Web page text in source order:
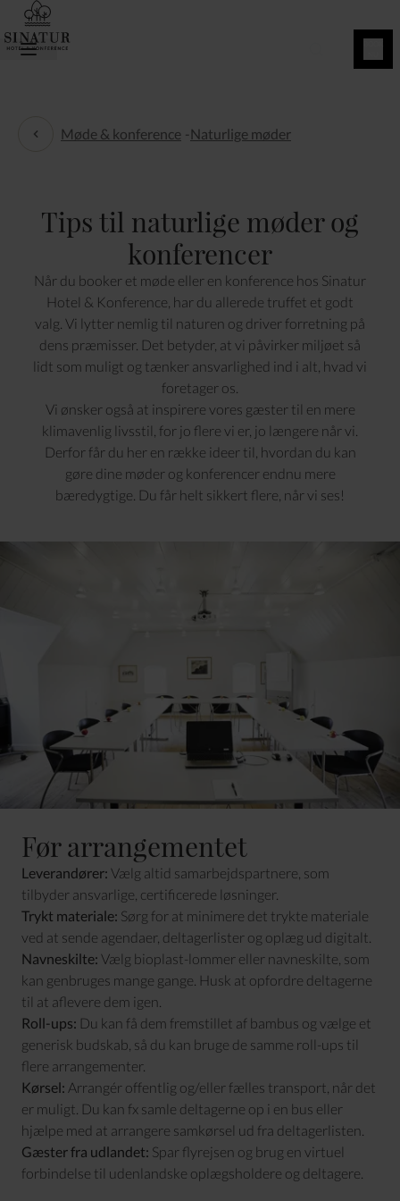
Naturlige møder
Møde & konference - Naturlige møder
Tips til naturlige møder og
konferencer
Når du booker et møde eller en konference hos Sinatur
Hotel & Konference, har du allerede truffet et godt
valg. Vi lytter nemlig til naturen og driver forretning på
dens præmisser. Det betyder, at vi påvirker miljøet så
lidt som muligt og tænker ansvarlighed ind i alt, hvad vi
foretager os.
Vi ønsker også at inspirere vores gæster til en mere
klimavenlig livsstil, for jo flere vi er, jo længere når vi.
Derfor får du her en række ideer til, hvordan du kan
gøre dine møder og konferencer endnu mere
bæredygtige. Du får helt sikkert flere, når vi ses!
Før arrangementet
Leverandører: Vælg altid samarbejdspartnere, som
tilbyder ansvarlige, certificerede løsninger.
Trykt materiale: Sørg for at minimere det trykte materiale
ved at sende agendaer, deltagerlister og oplæg ud digitalt.
Navneskilte: Vælg bioplast-lommer eller navneskilte, som
kan genbruges mange gange. Husk at opfordre deltagerne
til at aflevere dem igen.
Roll-ups: Du kan få dem fremstillet af bambus og vælge et
generisk budskab, så du kan bruge de samme roll-ups til
flere arrangementer.
Kørsel: Arrangér offentlig og/eller fælles transport, når det
er muligt. Du kan fx samle deltagerne op i en bus eller
hjælpe med at arrangere samkørsel ud fra deltagerlisten.
Gæster fra udlandet: Spar flyrejsen og brug en virtuel
forbindelse til udenlandske oplægsholdere og deltagere.